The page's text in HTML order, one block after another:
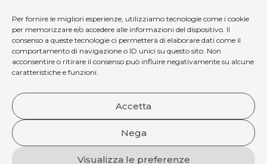
Per fornire le migliori esperienze, utilizziamo tecnologie come i cookie
per memorizzare e/o accedere alle informazioni del dispositivo. Il
consenso a queste tecnologie ci permetterà di elaborare dati come il
comportamento di navigazione o ID unici su questo sito. Non
acconsentire o ritirare il consenso può influire negativamente su alcune
caratteristiche e funzioni.
Accetta
Nega
Visualizza le preferenze
Credito alle imprese
Certificazioni SOA, Qualità..
Assicurativo
Ambiente, sicurezza e medicina del lavoro